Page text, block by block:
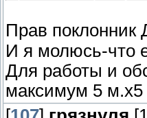
Прав поклонник
И я молюсь-что
Для работы и
максимум 5